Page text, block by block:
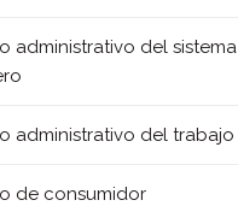
administrativo del sistema
administrativo del trabajo
de consumidor